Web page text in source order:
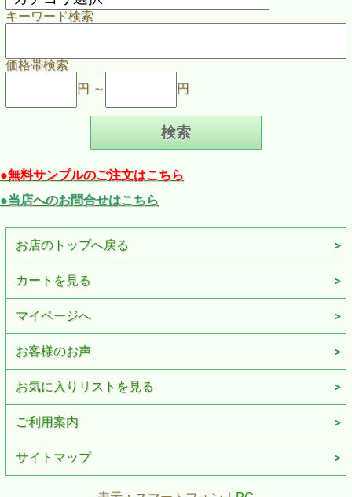
キーワード検索
価格帯検索
円 ～
円
●無料サンプルのご注文はこちら
●当店へのお問合せはこちら
お店のトップへ戻る
カートを見る
マイページへ
お客様のお声
お気に入りリストを見る
ご利用案内
サイトマップ